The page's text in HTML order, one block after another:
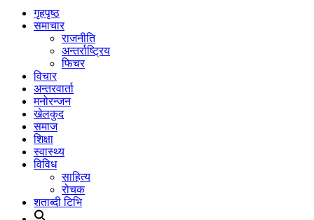
गृहपृष्ठ
समाचार
राजनीति
अन्तर्राष्ट्रिय
फिचर
विचार
अन्तरवार्ता
मनोरन्जन
खेलकुद
समाज
शिक्षा
स्वास्थ्य
विविध
साहित्य
रोचक
शताब्दी टिभि